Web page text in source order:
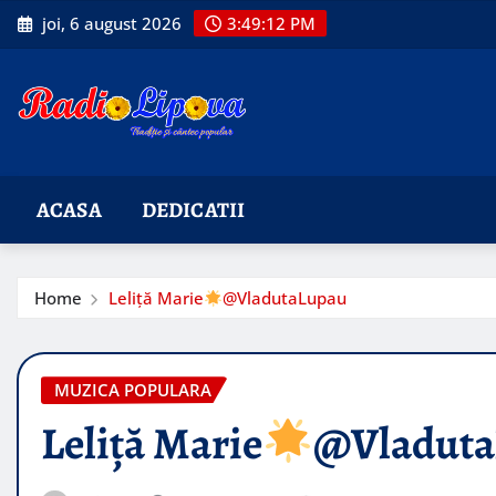
Skip
to
joi, 6 august 2026 3:49:13 PM
ACASA DEDICATII
Home Leliță Marie @VladutaLupau
MUZICA POPULARA
Leliță Marie